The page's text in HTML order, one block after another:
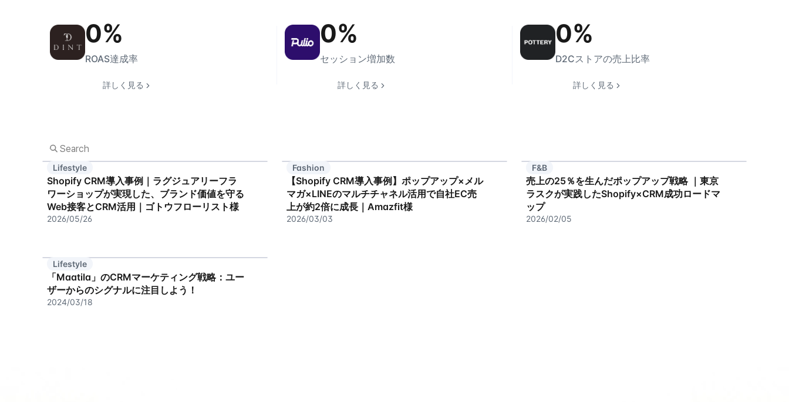
0%
ROAS達成率
詳しく見る
0%
セッション増加数
詳しく見る
0%
D2Cストアの売上比率
詳しく見る
Lifestyle
Shopify CRM導入事例｜ラグジュアリーフラ
ワーショップが実現した、ブランド価値を守る
Web接客とCRM活用｜ゴトウフローリスト様
2026/05/26
Fashion
【Shopify CRM導入事例】ポップアップ×メル
マガ×LINEのマルチチャネル活用で自社EC売
上が約2倍に成長｜Amazfit様
2026/03/03
F&B
売上の25％を生んだポップアップ戦略 ｜東京
ラスクが実践したShopify×CRM成功ロードマ
ップ
2026/02/05
Lifestyle
「Maatila」のCRMマーケティング戦略：ユー
ザーからのシグナルに注目しよう！
2024/03/18